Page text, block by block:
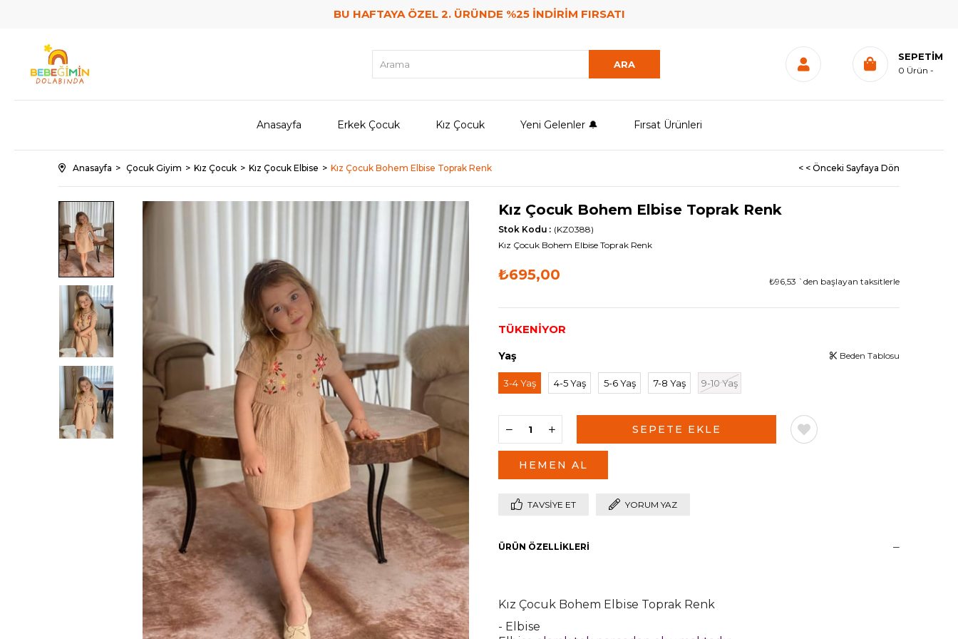
BU HAFTAYA ÖZEL 2. ÜRÜNDE %25 İNDİRİM FIRSATI
SEPETIM
0 Ürün
Anasayfa Erkek Çocuk Kız Çocuk Yeni Gelenler 🔔 Fırsat Ürünleri
Anasayfa Çocuk Giyim Kız Çocuk Kız Çocuk Elbise Kız Çocuk Bohem Elbise Toprak Renk < < Önceki Sayfaya Dön
Kız Çocuk Bohem Elbise Toprak Renk
(KZ0388)
Stok Kodu
Kız Çocuk Bohem Elbise Toprak Renk
₺695,00 ₺96,53 `den başlayan taksitlerle
Yaş
3-4 Yaş 4-5 Yaş 5-6 Yaş 7-8 Yaş 9-10 Yaş
Beden Tablosu
TAVSIYE ET YORUM YAZ
ÜRÜN ÖZELLIKLERI
Kız Çocuk Bohem Elbise Toprak Renk
- Elbise